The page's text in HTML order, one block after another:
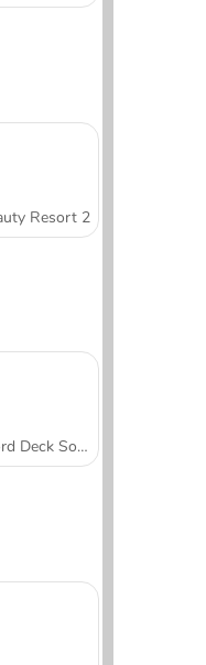
Resort 2
Word Deck Solitaire